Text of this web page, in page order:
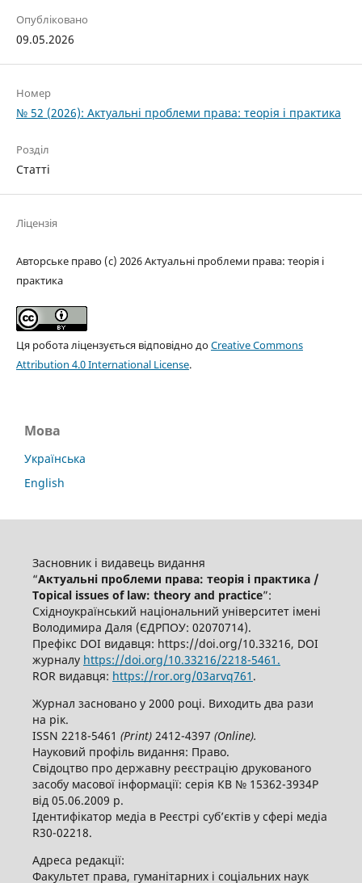
Опубліковано
09.05.2026
Номер
№ 52 (2026): Актуальні проблеми права: теорія і практика
Розділ
Статті
Ліцензія
Авторське право (c) 2026 Актуальні проблеми права: теорія і
практика
Ця робота ліцензується відповідно доCreative Commons
Attribution 4.0 International License.
Мова
Українська
English
Засновник і видавець видання
“Актуальні проблеми права: теорія і практика /
Topical issues of law: theory and practice”:
Східноукраїнський національний університет імені
Володимира Даля (ЄДРПОУ: 02070714).
Префікс DOI видавця: https://doi.org/10.33216, DOI
журналу https://doi.org/10.33216/2218-5461.
ROR видавця: https://ror.org/03arvq761 .
Журнал засновано у 2000 році. Виходить два рази
на рік.
ISSN 2218-5461 (Print)2412-4397 (Online).
Науковий профіль видання: Право.
Свідоцтво про державну реєстрацію друкованого
засобу масової інформації: серія КВ № 15362-3934Р
від 05.06.2009 р.
Ідентифікатор медіа в Реєстрі суб’єктів у сфері медіа
R30-02218.
Адреса редакції:
Факультет права, гуманітарних і соціальних наук